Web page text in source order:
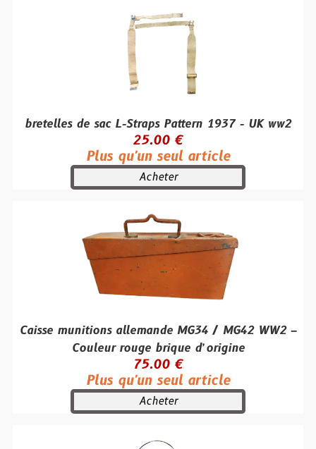
bretelles de sac L-Straps Pattern 1937 - UK ww2
25.00 €
Plus qu'un seul article
Acheter
Caisse munitions allemande MG34 / MG42 WW2 –
Couleur rouge brique d’origine
75.00 €
Plus qu'un seul article
Acheter